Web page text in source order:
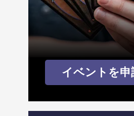
イベントを申